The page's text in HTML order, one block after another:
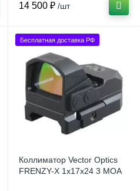
14 500 ₽ /шт
Бесплатная доставка РФ
Коллиматор Vector Optics
FRENZY-X 1x17x24 3 MOA